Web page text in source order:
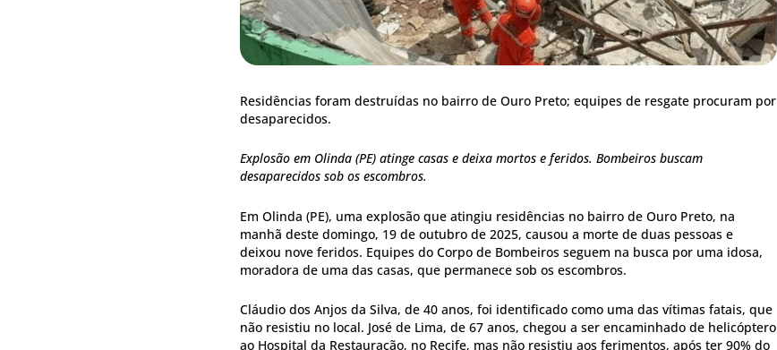
Residências foram destruídas no bairro de Ouro Preto; equipes de resgate procuram por
desaparecidos.
Explosão em Olinda (PE) atinge casas e deixa mortos e feridos. Bombeiros buscam
desaparecidos sob os escombros.
Em Olinda (PE), uma explosão que atingiu residências no bairro de Ouro Preto, na
manhã deste domingo, 19 de outubro de 2025, causou a morte de duas pessoas e
deixou nove feridos. Equipes do Corpo de Bombeiros seguem na busca por uma idosa,
moradora de uma das casas, que permanece sob os escombros.
Cláudio dos Anjos da Silva, de 40 anos, foi identificado como uma das vítimas fatais, que
não resistiu no local. José de Lima, de 67 anos, chegou a ser encaminhado de helicóptero
ao Hospital da Restauração, no Recife, mas não resistiu aos ferimentos, após ter 90% do